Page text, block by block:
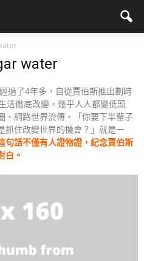
water
過了4年多，自從賈伯斯推出劃時
活徹底改變，幾乎人人都變低頭
、網路世界流傳。
「你要下半輩子
抓住改變世界的機會？」就是一
句話不僅有人證物證，紀念賈伯斯
白。